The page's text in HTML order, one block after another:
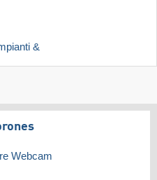
&
Webcam